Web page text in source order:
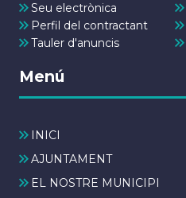
Seu electrònica
Perfil del contractant
Tauler d'anuncis
Menú
INICI
AJUNTAMENT
EL NOSTRE MUNICIPI